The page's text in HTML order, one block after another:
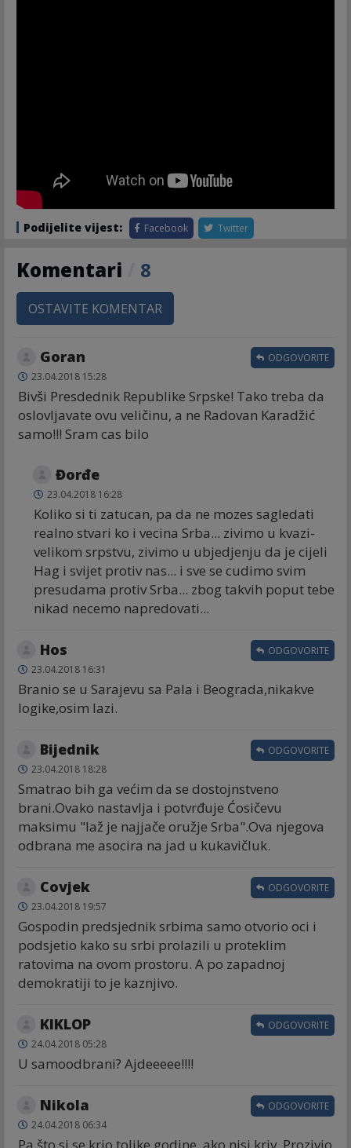
Podijelite vijest: Facebook Twitter
Komentari 8
OSTAVITE KOMENTAR
Goran
23.04.2018 15:28
Bivši Presdednik Republike Srpske! Tako treba da
oslovljavate ovu veličinu, a ne Radovan Karadžić
samo!!! Sram cas bilo
ODGOVORITE
Đorđe
23.04.2018 16:28
Koliko si ti zatucan, pa da ne mozes sagledati
realno stvari ko i vecina Srba... zivimo u kvazi-
velikom srpstvu, zivimo u ubjedjenju da je cijeli
Hag i svijet protiv nas... i sve se cudimo svim
presudama protiv Srba... zbog takvih poput tebe
nikad necemo napredovati...
Hos
23.04.2018 16:31
Branio se u Sarajevu sa Pala i Beograda,nikakve
logike,osim lazi.
ODGOVORITE
Bijednik
23.04.2018 18:28
Smatrao bih ga većim da se dostojnstveno
brani.Ovako nastavlja i potvrđuje Ćosičevu
maksimu "laž je najjače oružje Srba".Ova njegova
odbrana me asocira na jad u kukavičluk.
ODGOVORITE
Covjek
23.04.2018 19:57
Gospodin predsjednik srbima samo otvorio oci i
podsjetio kako su srbi prolazili u proteklim
ratovima na ovom prostoru. A po zapadnoj
demokratiji to je kaznjivo.
ODGOVORITE
KIKLOP
24.04.2018 05:28
U samoodbrani? Ajdeeeee!!!!
ODGOVORITE
Nikola
24.04.2018 06:34
Pa što si se krio tolike godine, ako nisi kriv. Prozivio
ODGOVORITE